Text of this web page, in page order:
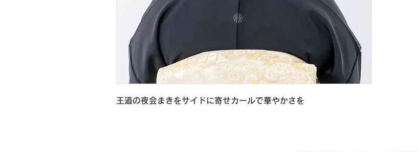
王道の夜会まきをサイドに寄せカールで華やかさを